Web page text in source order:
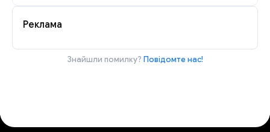
Реклама
Знайшли помилку? Повідомте нас!